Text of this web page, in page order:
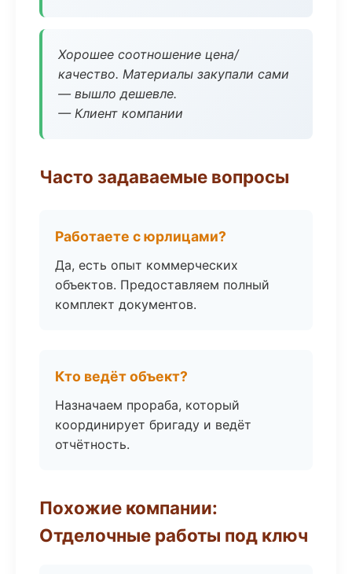
Хорошее соотношение цена/
качество. Материалы закупали сами
— вышло дешевле.
— Клиент компании
Часто задаваемые вопросы
Работаете с юрлицами?
Да, есть опыт коммерческих
объектов. Предоставляем полный
комплект документов.
Кто ведёт объект?
Назначаем прораба, который
координирует бригаду и ведёт
отчётность.
Похожие компании:
Отделочные работы под ключ